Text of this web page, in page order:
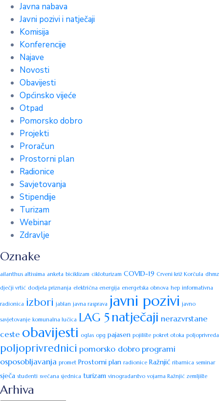
Javna nabava
Javni pozivi i natječaji
Komisija
Konferencije
Najave
Novosti
Obavijesti
Općinsko vijeće
Otpad
Pomorsko dobro
Projekti
Proračun
Prostorni plan
Radionice
Savjetovanja
Stipendije
Turizam
Webinar
Zdravlje
Oznake
ailanthus altissima anketa biciklizam cikloturizam COVID-19 Crveni križ Korčula dhmz
dječji vrtić dodjela priznanja električna energija energetska obnova hep informativna
radionica izbori jablan javna rasprava javni pozivi javno
savjetovanje komunalna lučica LAG 5natječaji nerazvrstane
ceste obavijesti oglas opg pajasen pojilište pokret otoka poljoprivreda
poljoprivrednici pomorsko dobroprogrami
osposobljavanja promet Prostorni plan radionice Ražnjić ribarnica seminar
sječa studenti svečana sjednica turizam vinogradarstvo vojarna Ražnjić zemljište
Arhiva